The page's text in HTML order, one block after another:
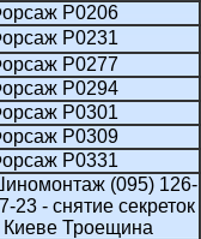
P0206
P0231
P0277
P0294
P0301
P0309
P0331
(095) 126-
23 - снятие секреток
Киеве Троещина